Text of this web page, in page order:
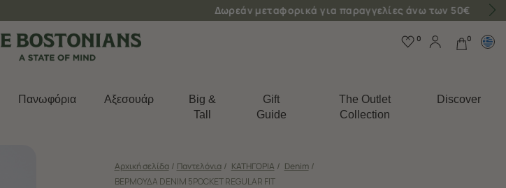
0 0
Πανωφόρια Aξεσουάρ
Big &
Tall
Gift
Guide
The Outlet
Collection
Discover
Αρχική σελίδα / Παντελόνια / ΚΑΤΗΓΟΡΙΑ / Denim /
ΒΕΡΜΟΥΔΑ DENIM 5POCKET REGULAR FIT